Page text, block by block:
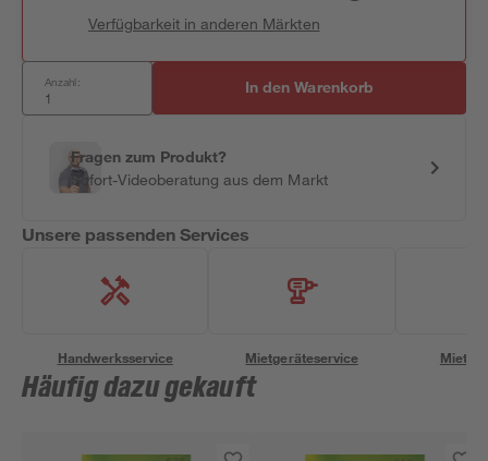
Verfügbarkeit in anderen Märkten
Anzahl: In den Warenkorb
Fragen zum Produkt?
Sofort-Videoberatung aus dem Markt
Unsere passenden Services
Handwerksservice Mietgeräteservice
Häufig dazu gekauft